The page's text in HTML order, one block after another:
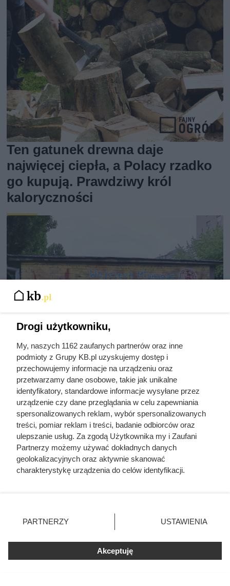
Ten gatunek drewna daje
najwięcej ciepła, a Polacy rzadko
go kupują. Prawdziwy król
kaloryczności
Córki Młynarskiego przerwały
milczenie. „Żyliśmy w strachu”
Drogi użytkowniku,
My, naszych 1162 zaufanych partnerów oraz inne
podmioty z Grupy KB.pl uzyskujemy dostęp i
przechowujemy informacje na urządzeniu oraz
przetwarzamy dane osobowe, takie jak unikalne
identyfikatory, standardowe informacje wysyłane przez
urządzenie czy dane przeglądania w celu zapewniania
spersonalizowanych reklam, wybór spersonalizowanych
treści, pomiar reklam i treści, badanie odbiorców oraz
ulepszanie usług. Za zgodą Użytkownika my i Zaufani
Partnerzy możemy używać dokładnych danych
geolokalizacyjnych oraz aktywnie skanować
charakterystykę urządzenia do celów identyfikacji.
zmienić/wycofać klikając przycisk ustawień prywatności
znajdujący się w lewym dolnym rogu strony. Niektóre
użytkownika, ale masz prawo sprzeciwić się takiemu
przetwarzaniu. Preferencje będą miały zastosowania tylko
PARTNERZY USTAWIENIA
Akceptuję